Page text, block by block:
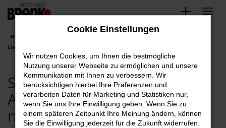
Zum
springen
Seat Bruchsal, Seat Leon Angebote mit
Lieferservice nach Bruchsal
Seat Bruchsal, Seat Leon
Angebote mit Lieferservice
nach Bruchsal
Cookie Einstellungen
Wir nutzen Cookies, um Ihnen die bestmögliche
Nutzung unserer Webseite zu ermöglichen und unsere
Kommunikation mit Ihnen zu verbessern. Wir
berücksichtigen hierbei Ihre Präferenzen und
verarbeiten Daten für Marketing und Statistiken nur,
wenn Sie uns Ihre Einwilligung geben. Wenn Sie zu
einem späteren Zeitpunkt Ihre Meinung ändern, können
Sie die Einwilligung jederzeit für die Zukunft widerrufen.